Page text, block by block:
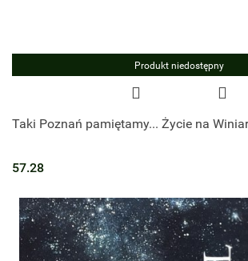
Produkt niedostępny
Taki Poznań pamiętamy... Życie na
57.28